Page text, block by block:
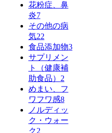
花粉症、鼻
炎7
その他の病
気22
食品添加物3
サプリメン
ト（健康補
助食品） 2
めまい、フ
ワフワ感8
ノルディッ
ク・ウォー
ク2